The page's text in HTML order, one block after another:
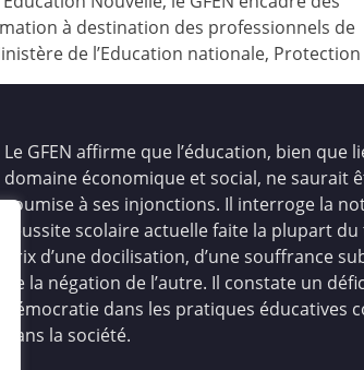
à destination des professionnels de
de l’Education nationale, Protection
Le GFEN affirme que l’éducation, bien que
domaine économique et social, ne saurait
soumise à ses injonctions. Il interroge la
réussite scolaire actuelle faite la plupart
prix d’une docilisation, d’une souffrance
de la négation de l’autre. Il constate un
démocratie dans les pratiques éducatives
dans la société.